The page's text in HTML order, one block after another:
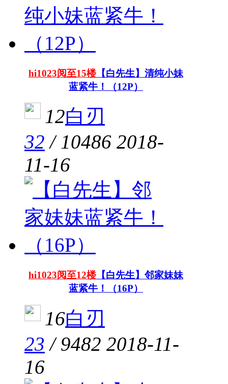
hi1023阅至15楼【白先生】清纯小妹
蓝紧牛！（12P）
12白刃
32 / 10486 2018-
11-16
hi1023阅至12楼【白先生】邻家妹妹
蓝紧牛！（16P）
16白刃
23 /9482 2018-11-
16